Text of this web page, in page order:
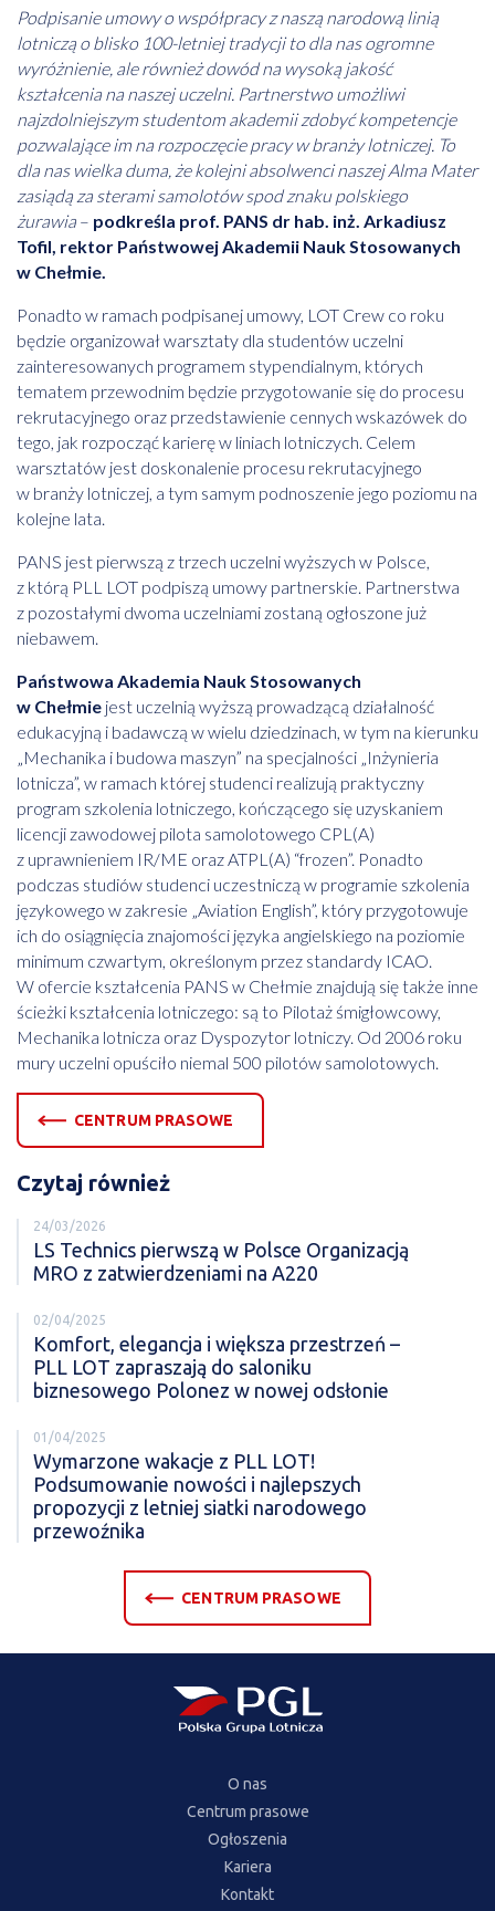
Podpisanie umowy o współpracy z naszą narodową linią
lotniczą o blisko 100-letniej tradycji to dla nas ogromne
wyróżnienie, ale również dowód na wysoką jakość
kształcenia na naszej uczelni. Partnerstwo umożliwi
najzdolniejszym studentom akademii zdobyć kompetencje
pozwalające im na rozpoczęcie pracy w branży lotniczej. To
dla nas wielka duma, że kolejni absolwenci naszej Alma Mater
zasiądą za sterami samolotów spod znaku polskiego
żurawia – podkreśla prof. PANS dr hab. inż. Arkadiusz
Tofil, rektor Państwowej Akademii Nauk Stosowanych
w Chełmie.
Ponadto w ramach podpisanej umowy, LOT Crew co roku
będzie organizował warsztaty dla studentów uczelni
zainteresowanych programem stypendialnym, których
tematem przewodnim będzie przygotowanie się do procesu
rekrutacyjnego oraz przedstawienie cennych wskazówek do
tego, jak rozpocząć karierę w liniach lotniczych. Celem
warsztatów jest doskonalenie procesu rekrutacyjnego
w branży lotniczej, a tym samym podnoszenie jego poziomu na
kolejne lata.
PANS jest pierwszą z trzech uczelni wyższych w Polsce,
z którą PLL LOT podpiszą umowy partnerskie. Partnerstwa
z pozostałymi dwoma uczelniami zostaną ogłoszone już
niebawem.
Państwowa Akademia Nauk Stosowanych
w Chełmie jest uczelnią wyższą prowadzącą działalność
edukacyjną i badawczą w wielu dziedzinach, w tym na kierunku
„Mechanika i budowa maszyn” na specjalności „Inżynieria
lotnicza”, w ramach której studenci realizują praktyczny
program szkolenia lotniczego, kończącego się uzyskaniem
licencji zawodowej pilota samolotowego CPL(A)
z uprawnieniem IR/ME oraz ATPL(A) “frozen”. Ponadto
podczas studiów studenci uczestniczą w programie szkolenia
językowego w zakresie „Aviation English”, który przygotowuje
ich do osiągnięcia znajomości języka angielskiego na poziomie
minimum czwartym, określonym przez standardy ICAO.
W ofercie kształcenia PANS w Chełmie znajdują się także inne
ścieżki kształcenia lotniczego: są to Pilotaż śmigłowcowy,
Mechanika lotnicza oraz Dyspozytor lotniczy. Od 2006 roku
mury uczelni opuściło niemal 500 pilotów samolotowych.
CENTRUM PRASOWE
Czytaj również
24/03/2026
LS Technics pierwszą w Polsce Organizacją
MRO z zatwierdzeniami na A220
02/04/2025
Komfort, elegancja i większa przestrzeń –
PLL LOT zapraszają do saloniku
biznesowego Polonez w nowej odsłonie
01/04/2025
Wymarzone wakacje z PLL LOT!
Podsumowanie nowości i najlepszych
propozycji z letniej siatki narodowego
przewoźnika
CENTRUM PRASOWE
O nas
Centrum prasowe
Ogłoszenia
Kariera
Kontakt